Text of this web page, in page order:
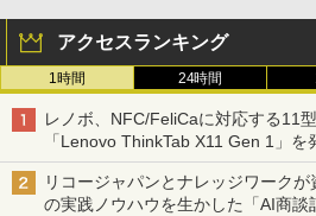
アクセスランキング
1時間 24時間
レノボ、NFC/FeliCaに対応する11
「Lenovo ThinkTab X11 Gen 1」を
リコージャパンとナレッジワーク
の実践ノウハウを生かした「AI商